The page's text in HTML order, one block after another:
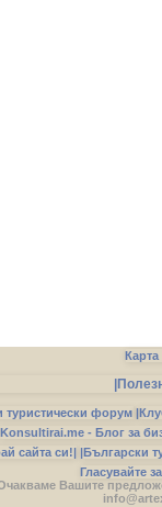
туристически форум |
Konsultirai.me - Блог за
сайта си!| |Български
Гласувайте
Вашите